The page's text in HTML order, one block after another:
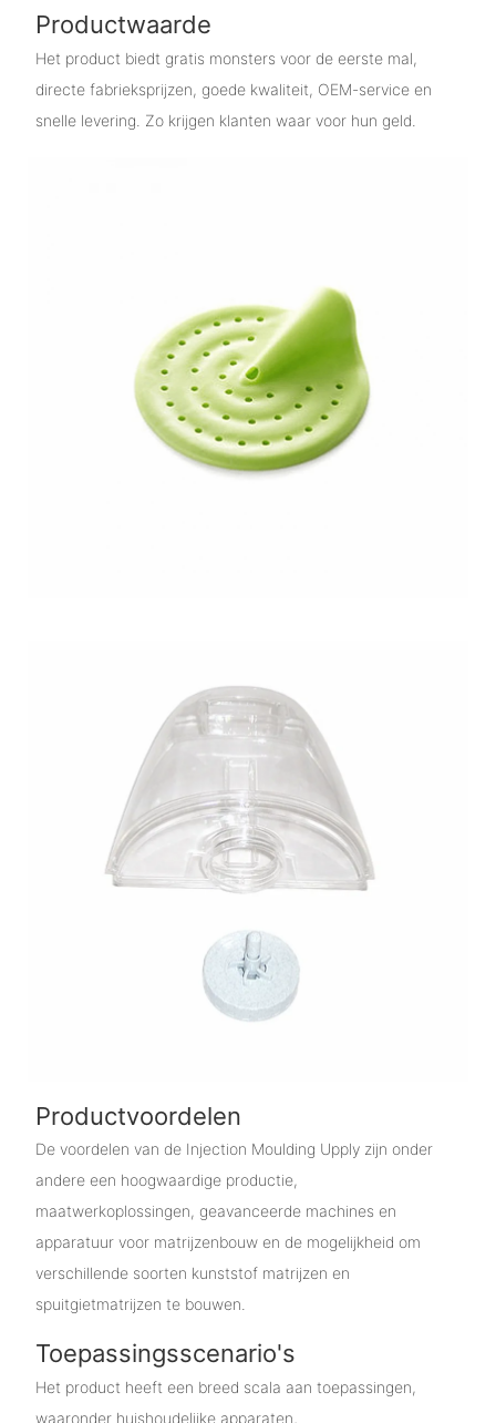
Productwaarde
Het product biedt gratis monsters voor de eerste mal,
directe fabrieksprijzen, goede kwaliteit, OEM-service en
snelle levering. Zo krijgen klanten waar voor hun geld.
Productvoordelen
De voordelen van de Injection Moulding Upply zijn onder
andere een hoogwaardige productie,
maatwerkoplossingen, geavanceerde machines en
apparatuur voor matrijzenbouw en de mogelijkheid om
verschillende soorten kunststof matrijzen en
spuitgietmatrijzen te bouwen.
Toepassingsscenario's
Het product heeft een breed scala aan toepassingen,
waaronder huishoudelijke apparaten,